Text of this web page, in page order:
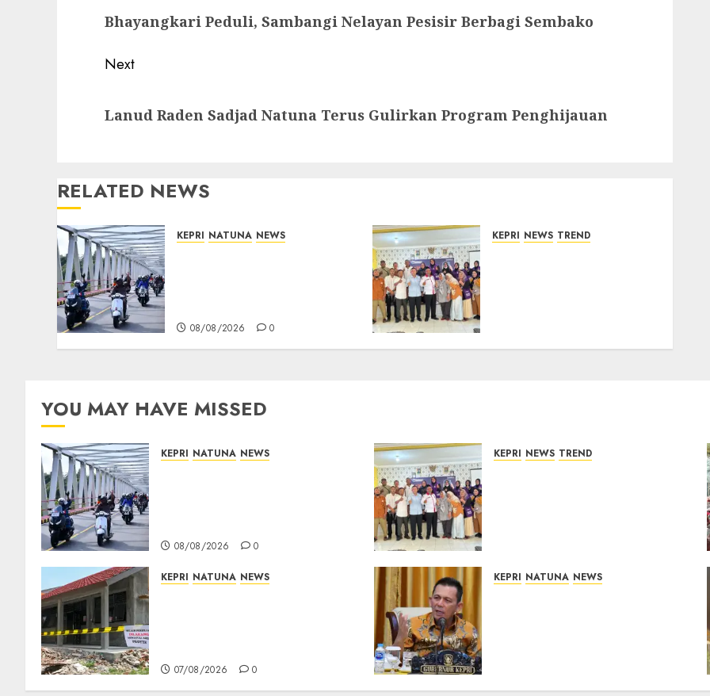
post:
Bhayangkari Peduli, Sambangi Nelayan Pesisir Berbagi Sembako
Next
post:
Lanud Raden Sadjad Natuna Terus Gulirkan Program Penghijauan
RELATED NEWS
KEPRI NATUNA NEWS
08/08/2026 0
KEPRI NEWS TREND
YOU MAY HAVE MISSED
KEPRI NATUNA NEWS
08/08/2026 0
KEPRI NEWS TREND
KEPRI NATUNA NEWS
07/08/2026 0
KEPRI NATUNA NEWS
07/08/2026 0